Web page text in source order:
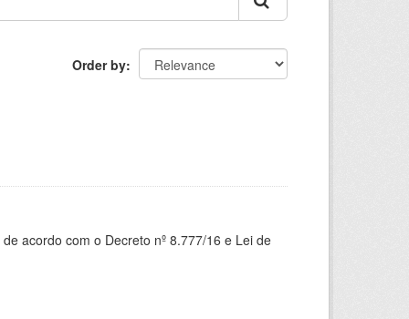
Order by
acordo com o Decreto nº 8.777/16 e Lei de